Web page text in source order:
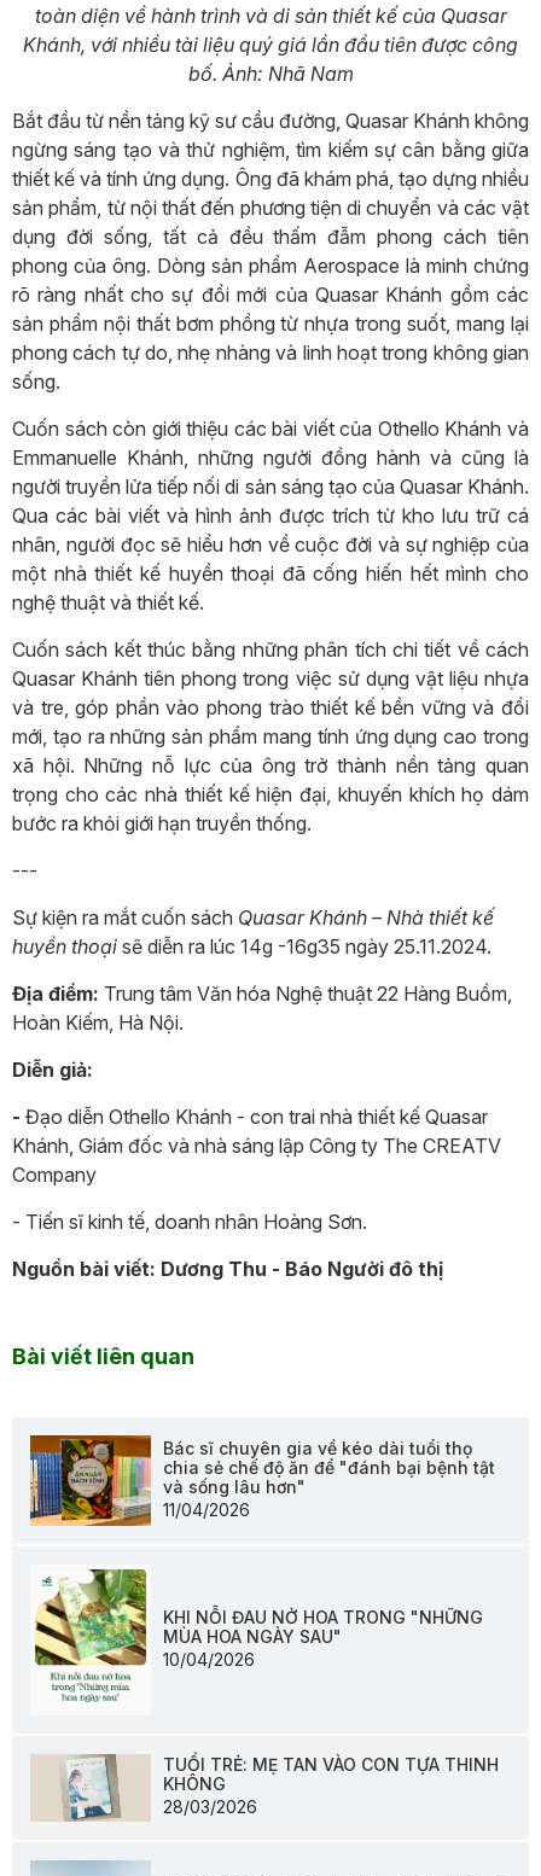
toàn diện về hành trình và di sản thiết kế của Quasar
Khánh, với nhiều tài liệu quý giá lần đầu tiên được công
bố. Ảnh: Nhã Nam
Bắt đầu từ nền tảng kỹ sư cầu đường, Quasar Khánh không
ngừng sáng tạo và thử nghiệm, tìm kiếm sự cân bằng giữa
thiết kế và tính ứng dụng. Ông đã khám phá, tạo dựng nhiều
sản phẩm, từ nội thất đến phương tiện di chuyển và các vật
dụng đời sống, tất cả đều thấm đẫm phong cách tiên
phong của ông. Dòng sản phẩm Aerospace là minh chứng
rõ ràng nhất cho sự đổi mới của Quasar Khánh gồm các
sản phẩm nội thất bơm phồng từ nhựa trong suốt, mang lại
phong cách tự do, nhẹ nhàng và linh hoạt trong không gian
sống.
Cuốn sách còn giới thiệu các bài viết của Othello Khánh và
Emmanuelle Khánh, những người đồng hành và cũng là
người truyền lửa tiếp nối di sản sáng tạo của Quasar Khánh.
Qua các bài viết và hình ảnh được trích từ kho lưu trữ cá
nhân, người đọc sẽ hiểu hơn về cuộc đời và sự nghiệp của
một nhà thiết kế huyền thoại đã cống hiến hết mình cho
nghệ thuật và thiết kế.
Cuốn sách kết thúc bằng những phân tích chi tiết về cách
Quasar Khánh tiên phong trong việc sử dụng vật liệu nhựa
và tre, góp phần vào phong trào thiết kế bền vững và đổi
mới, tạo ra những sản phẩm mang tính ứng dụng cao trong
xã hội. Những nỗ lực của ông trở thành nền tảng quan
trọng cho các nhà thiết kế hiện đại, khuyến khích họ dám
bước ra khỏi giới hạn truyền thống.
---
Sự kiện ra mắt cuốn sách Quasar Khánh – Nhà thiết kế
huyền thoại sẽ diễn ra lúc 14g -16g35 ngày 25.11.2024.
Địa điểm: Trung tâm Văn hóa Nghệ thuật 22 Hàng Buồm,
Hoàn Kiếm, Hà Nội.
Diễn giả:
- Đạo diễn Othello Khánh - con trai nhà thiết kế Quasar
Khánh, Giám đốc và nhà sáng lập Công ty The CREATV
Company
- Tiến sĩ kinh tế, doanh nhân Hoàng Sơn.
Nguồn bài viết: Dương Thu - Báo Người đô thị
Bài viết liên quan
Bác sĩ chuyên gia về kéo dài tuổi thọ
chia sẻ chế độ ăn để "đánh bại bệnh tật
và sống lâu hơn"
11/04/2026
KHI NỖI ĐAU NỞ HOA TRONG "NHỮNG
MÙA HOA NGÀY SAU"
10/04/2026
TUỔI TRẺ: MẸ TAN VÀO CON TỰA THINH
KHÔNG
28/03/2026